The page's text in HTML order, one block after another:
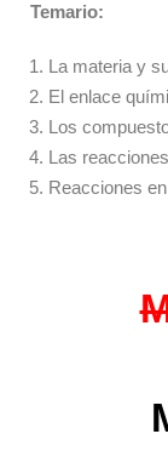
Temario:
La materia y
El enlace
Los
Las
Reacciones